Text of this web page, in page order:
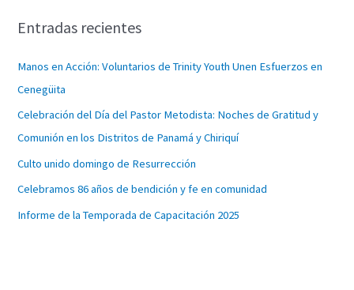
a
p
o
r
:
Entradas recientes
Manos en Acción: Voluntarios de Trinity Youth Unen Esfuerzos en
Cenegüita
Celebración del Día del Pastor Metodista: Noches de Gratitud y
Comunión en los Distritos de Panamá y Chiriquí
Culto unido domingo de Resurrección
Celebramos 86 años de bendición y fe en comunidad
Informe de la Temporada de Capacitación 2025